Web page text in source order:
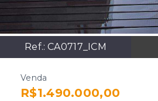
Ref.:CA0717_ICM
Venda
R$1.490.000,00